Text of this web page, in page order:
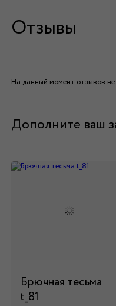
Отзывы
На данный момент отзывов
Дополните ваш
Брючная тесьма
t_81